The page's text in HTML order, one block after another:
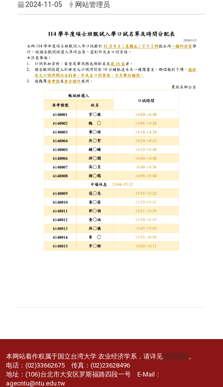
2024-11-05 网站管理员
本网站着作权属于国立台湾大学 农业经济学系，请详见使用规则 。
电话：(02)33662675 传真：(02)23628496
地址：(106)台北市大安区罗斯福路四段一号 E-Mail：
agecntu@ntu.edu.tw